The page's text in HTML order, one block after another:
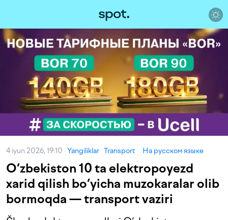
4 iyun 2026, 19:10 Yangiliklar Transport На русском языке
O‘zbekiston 10 ta elektropoyezd
xarid qilish bo‘yicha muzokaralar olib
bormoqda — transport vaziri